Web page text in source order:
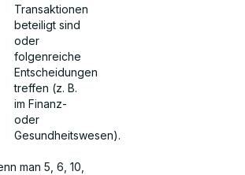
Transaktionen
beteiligt sind
oder
folgenreiche
Entscheidungen
treffen (z. B.
im Finanz-
oder
Gesundheitswesen).
man 5, 6, 10,